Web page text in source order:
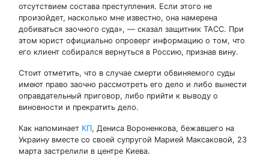
отсутствием состава преступления. Если этого не
произойдет, насколько мне известно, она намерена
добиваться заочного суда», — сказал защитник ТАСС. При
этом юрист официально опроверг информацию о том, что
его клиент собирался вернуться в Россию, признав вину.
Стоит отметить, что в случае смерти обвиняемого суды
имеют право заочно рассмотреть его дело и либо вынести
оправдательный приговор, либо прийти к выводу о
виновности и прекратить дело.
Как напоминает КП, Дениса Вороненкова, бежавшего на
Украину вместе со своей супругой Марией Максаковой, 23
марта застрелили в центре Киева.